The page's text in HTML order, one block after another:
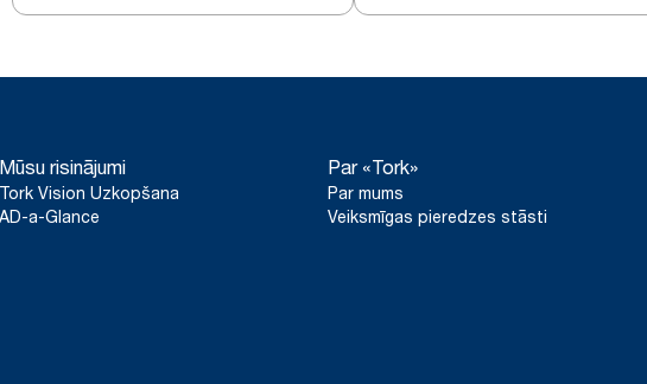
Mūsu risinājumi
Tork Vision Uzkopšana
AD-a-Glance
Par «Tork»
Par mums
Veiksmīgas pieredzes stāsti